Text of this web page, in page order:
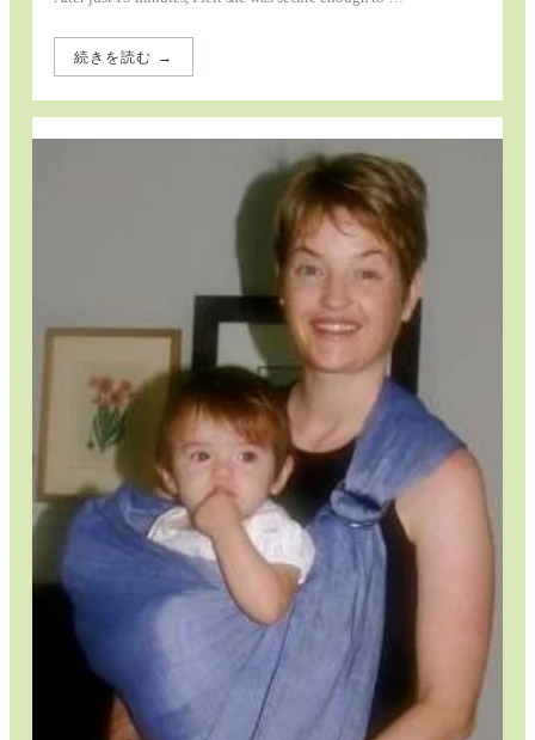
続きを読む →
:
Babywearing
Comfort
with